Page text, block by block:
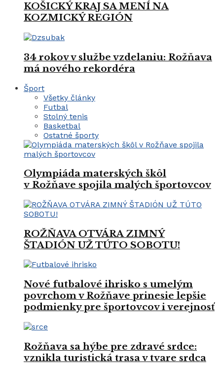
KOŠICKÝ KRAJ SA MENÍ NA
KOZMICKÝ REGIÓN
34 rokov v službe vzdelaniu: Rožňava
má nového rekordéra
Šport
Všetky články
Futbal
Stolný tenis
Basketbal
Ostatné športy
Olympiáda materských škôl
v Rožňave spojila malých športovcov
ROŽŇAVA OTVÁRA ZIMNÝ
ŠTADIÓN UŽ TÚTO SOBOTU!
Nové futbalové ihrisko s umelým
povrchom v Rožňave prinesie lepšie
podmienky pre športovcov i verejnosť
Rožňava sa hýbe pre zdravé srdce:
vznikla turistická trasa v tvare srdca